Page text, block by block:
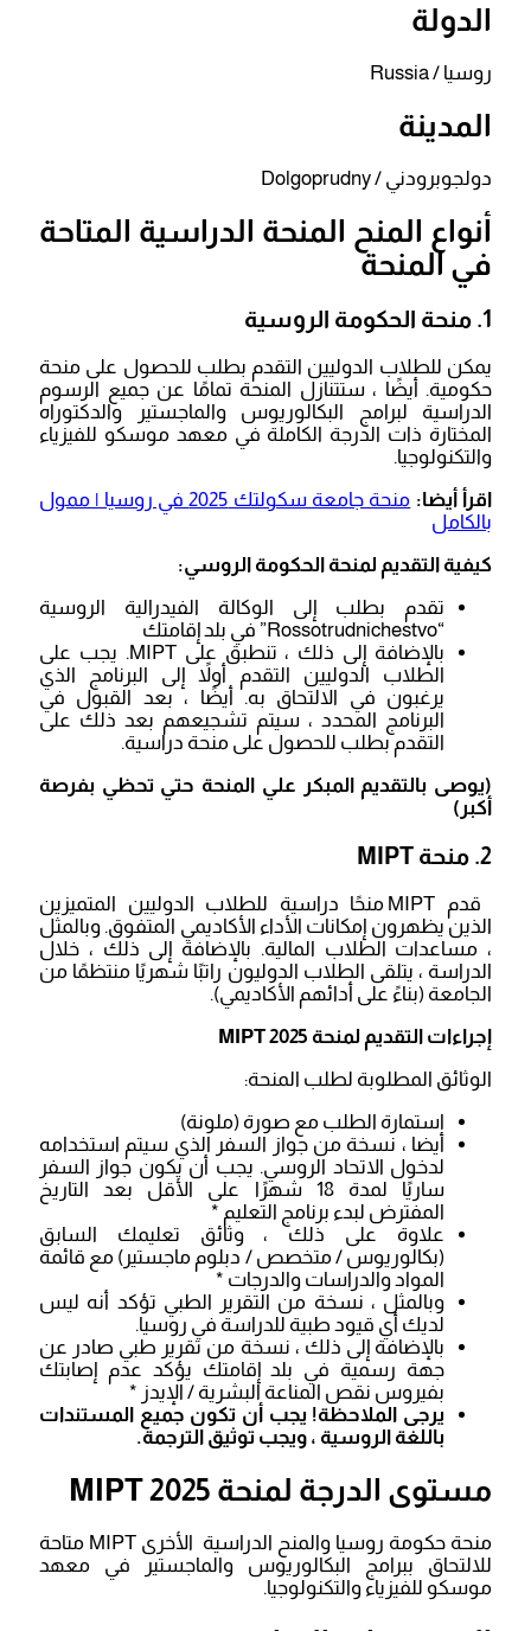
الدولة
روسيا / Russia
المدينة
دولجوبرودني / Dolgoprudny
أنواع المنح المنحة الدراسية المتاحة
في المنحة
1. منحة الحكومة الروسية
يمكن للطلاب الدوليين التقدم بطلب للحصول على منحة
حكومية. أيضًا ، ستتنازل المنحة تمامًا عن جميع الرسوم
الدراسية لبرامج البكالوريوس والماجستير والدكتوراه
المختارة ذات الدرجة الكاملة في معهد موسكو للفيزياء
والتكنولوجيا.
اقرأ أيضا:
منحة جامعة سكولتك 2025 في روسيا | ممول
بالكامل
كيفية التقديم لمنحة الحكومة الروسي:
تقدم بطلب إلى الوكالة الفيدرالية الروسية
“Rossotrudnichestvo” في بلد إقامتك
بالإضافة إلى ذلك ، تنطبق على MIPT. يجب على
الطلاب الدوليين التقدم أولاً إلى البرنامج الذي
يرغبون في الالتحاق به. أيضًا ، بعد القبول في
البرنامج المحدد ، سيتم تشجيعهم بعد ذلك على
التقدم بطلب للحصول على منحة دراسية.
(يوصى بالتقديم المبكر علي المنحة حتي تحظي بفرصة
أكبر)
2. منحة MIPT
قدم MIPT منحًا دراسية للطلاب الدوليين المتميزين
الذين يظهرون إمكانات الأداء الأكاديمي المتفوق. وبالمثل
، مساعدات الطلاب المالية. بالإضافة إلى ذلك ، خلال
الدراسة ، يتلقى الطلاب الدوليون راتبًا شهريًا منتظمًا من
الجامعة (بناءً على أدائهم الأكاديمي).
إجراءات التقديم لمنحة MIPT 2025
الوثائق المطلوبة لطلب المنحة:
استمارة الطلب مع صورة (ملونة)
أيضا ، نسخة من جواز السفر الذي سيتم استخدامه
لدخول الاتحاد الروسي. يجب أن يكون جواز السفر
ساريًا لمدة 18 شهرًا على الأقل بعد التاريخ
المفترض لبدء برنامج التعليم *
علاوة على ذلك ، وثائق تعليمك السابق
(بكالوريوس / متخصص / دبلوم ماجستير) مع قائمة
المواد والدراسات والدرجات *
وبالمثل ، نسخة من التقرير الطبي تؤكد أنه ليس
لديك أي قيود طبية للدراسة في روسيا.
بالإضافة إلى ذلك ، نسخة من تقرير طبي صادر عن
جهة رسمية في بلد إقامتك يؤكد عدم إصابتك
بفيروس نقص المناعة البشرية / الإيدز *
يرجى الملاحظة! يجب أن تكون جميع المستندات
باللغة الروسية ، ويجب توثيق الترجمة.
مستوى الدرجة لمنحة MIPT 2025
منحة حكومة روسيا والمنح الدراسية الأخرى MIPT متاحة
للالتحاق ببرامج البكالوريوس والماجستير في معهد
موسكو للفيزياء والتكنولوجيا.